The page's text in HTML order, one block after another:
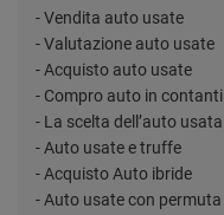
- Vendita auto usate
- Valutazione auto usate
- Acquisto auto usate
- Compro auto in contanti
- La scelta dell’auto usata
- Auto usate e truffe
- Acquisto Auto ibride
- Auto usate con permuta